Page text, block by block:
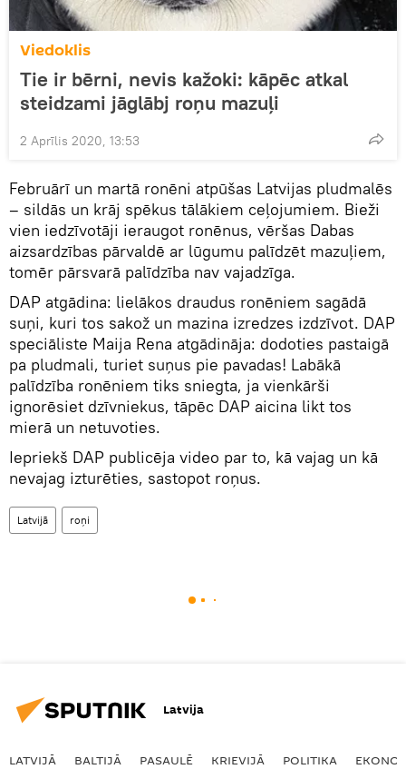
Viedoklis
Tie ir bērni, nevis kažoki: kāpēc atkal
steidzami jāglābj roņu mazuļi
2 Aprīlis 2020, 13:53
Februārī un martā ronēni atpūšas Latvijas pludmalēs
– sildās un krāj spēkus tālākiem ceļojumiem. Bieži
vien iedzīvotāji ieraugot ronēnus, vēršas Dabas
aizsardzības pārvaldē ar lūgumu palīdzēt mazuļiem,
tomēr pārsvarā palīdzība nav vajadzīga.
DAP atgādina: lielākos draudus ronēniem sagādā
suņi, kuri tos sakož un mazina izredzes izdzīvot. DAP
speciāliste Maija Rena atgādināja: dodoties pastaigā
pa pludmali, turiet suņus pie pavadas! Labākā
palīdzība ronēniem tiks sniegta, ja vienkārši
ignorēsiet dzīvniekus, tāpēc DAP aicina likt tos
mierā un netuvoties.
Iepriekš DAP publicēja video par to, kā vajag un kā
nevajag izturēties, sastopot roņus.
Latvijā roņi
Latvija
LATVIJĀ BALTIJĀ PASAULĒ KRIEVIJĀ POLITIKA